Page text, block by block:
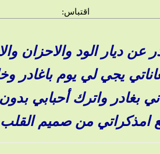
اقتباس:
عن ديار الود والاحزان
يجي لي يوم باغادر
بغادر واترك أحبابي
امذكراتي من صميم القلب